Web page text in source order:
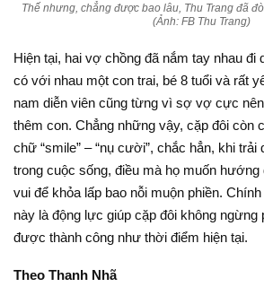
Thế nhưng, chẳng được bao lâu, Thu Trang đã
(Ảnh: FB Thu Trang)
Hiện tại, hai vợ chồng đã nắm tay nhau đi
có với nhau một con trai, bé 8 tuổi và rất
nam diễn viên cũng từng vì sợ vợ cực
thêm con. Chẳng những vậy, cặp đôi còn
chữ “smile” – “nụ cười”, chắc hẳn, khi trải
trong cuộc sống, điều mà họ muốn hướng
vui để khỏa lấp bao nỗi muộn phiền.
này là động lực giúp cặp đôi không ngừng
được thành công như thời điểm hiện tại.
Theo Thanh Nhã